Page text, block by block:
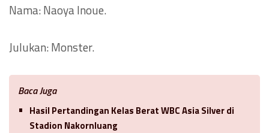
Nama: Naoya Inoue.
Julukan: Monster.
Baca Juga
Hasil Pertandingan Kelas Berat WBC Asia Silver di
Stadion Nakornluang